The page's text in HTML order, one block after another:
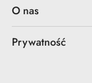
O nas
Prywatność